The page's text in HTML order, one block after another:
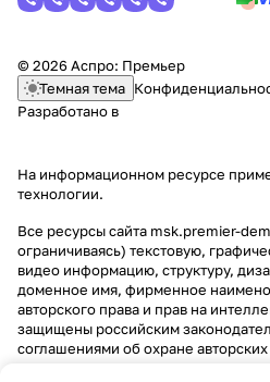
© 2026 Аспро: Премьер
Темная тема
Разработано в
На информационном ресурсе
технологии.
Все ресурсы сайта msk.premier-
ограничиваясь) текстовую,
видео информацию, структуру,
доменное имя, фирменное
авторского права и прав на
защищены российским
соглашениями об охране авторских